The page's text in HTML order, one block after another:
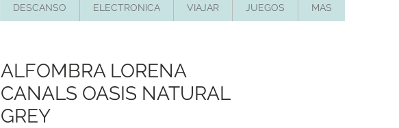
DESCANSO ELECTRONICA VIAJAR JUEGOS MAS
ALFOMBRA LORENA
CANALS OASIS NATURAL
GREY